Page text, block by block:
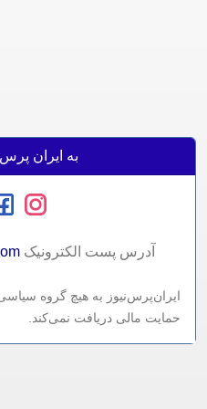
به ایران پرس
آدرس پست الکترونيک
ایران‌پرس‌نیوز به هیچ گروه
حمایت مالی دریافت نمی‌کند.